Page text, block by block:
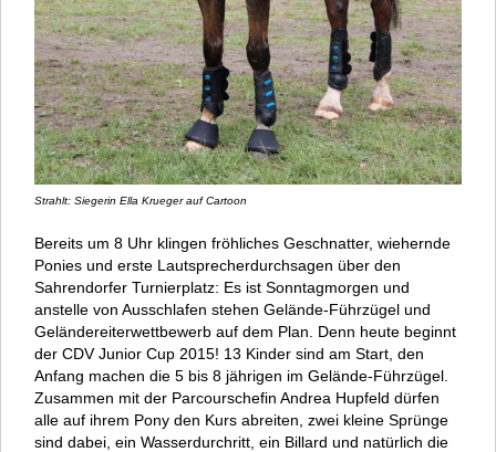
Strahlt: Siegerin Ella Krueger auf Cartoon
Bereits um 8 Uhr klingen fröhliches Geschnatter, wiehernde
Ponies und erste Lautsprecherdurchsagen über den
Sahrendorfer Turnierplatz: Es ist Sonntagmorgen und
anstelle von Ausschlafen stehen Gelände-Führzügel und
Geländereiterwettbewerb auf dem Plan. Denn heute beginnt
der CDV Junior Cup 2015! 13 Kinder sind am Start, den
Anfang machen die 5 bis 8 jährigen im Gelände-Führzügel.
Zusammen mit der Parcourschefin Andrea Hupfeld dürfen
alle auf ihrem Pony den Kurs abreiten, zwei kleine Sprünge
sind dabei, ein Wasserdurchritt, ein Billard und natürlich die